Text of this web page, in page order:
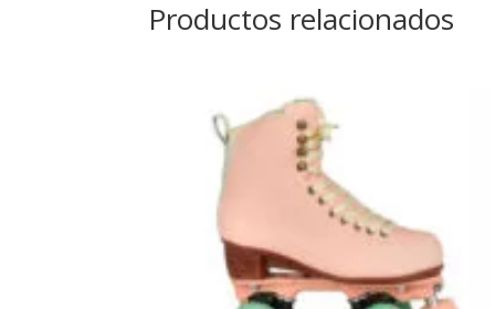
Productos relacionados